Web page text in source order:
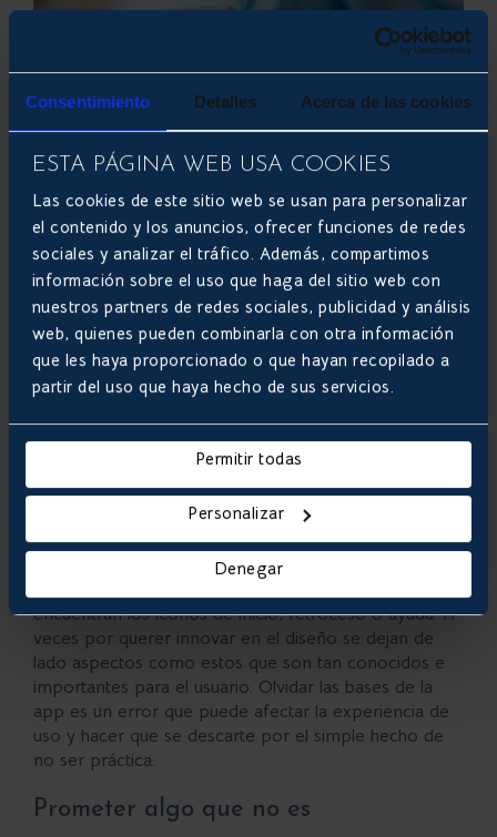
Consentimiento Detalles Acerca de las cookies
ESTA PÁGINA WEB USA COOKIES
Las cookies de este sitio web se usan para personalizar
el contenido y los anuncios, ofrecer funciones de redes
sociales y analizar el tráfico. Además, compartimos
información sobre el uso que haga del sitio web con
nuestros partners de redes sociales, publicidad y análisis
web, quienes pueden combinarla con otra información
que les haya proporcionado o que hayan recopilado a
partir del uso que haya hecho de sus servicios.
Permitir todas
Personalizar
Denegar
El desarrollo de una aplicación móvil, como de
cualquier otro programa informático, requiere de
tiempo. Es necesariodedicar todo el que haga falta
para que la app sea segura, ágil, efectiva y ofrezca
exactamente lo que promete. El interés por lanzarla
lo antes posible hace que, muchas veces, se cometa
el fallo de pasar por alto aspectos importantes.
Aunque lleve más tiempo del esperado resulta clave
hacer las pruebas necesarias, perfeccionar cada
componente y no perder de vista el objetivo final.
Olvidar las bases de cualquier
Más allá del fin específico todas las aplicaciones
encuentran los iconos de inicio, retroceso o ayuda. A
veces por querer innovar en el diseño se dejan de
lado aspectos como estos que son tan conocidos e
importantes para el usuario. Olvidar las bases de la
app es un error que puede afectar la experiencia de
uso y hacer que se descarte por el simple hecho de
no ser práctica.
Prometer algo que no es